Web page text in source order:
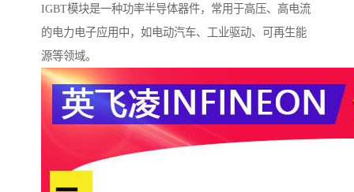
IGBT模块是一种功率半导体器件，常用于高压、高电流
的电力电子应用中，如电动汽车、工业驱动、可再生能
源等领域。